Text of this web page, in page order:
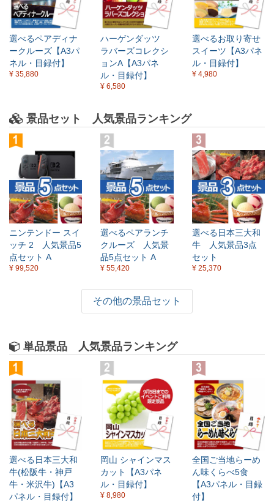
×
選べるペアディナ
ークルーズ【A3パ
ネル・目録付】
¥ 35,880
ハーゲンダッツ
ラバーズコレクシ
ョンA【A3パネ
ル・目録付】
¥ 6,580
選べるお取り寄せ
スイーツ【A3パネ
ル・目録付】
¥ 4,980
景品セット 人気景品ランキング
ニンテンドー スイ
ッチ 2 人気景品5
点セット A
¥ 99,520
選べるペアランチ
クルーズ 人気景
品5点セット A
¥ 55,420
選べる日本三大和
牛 人気景品3点
セット
¥ 25,370
その他の景品セット
単品景品 人気景品ランキング
選べる日本三大和
牛(松阪牛・神戸
牛・米沢牛)【A3
パネル・目録付】
岡山 シャインマス
カット【A3パネ
ル・目録付】
¥ 8,980
全国ご当地らーめ
ん味くらべ5食
【A3パネル・目録
付】